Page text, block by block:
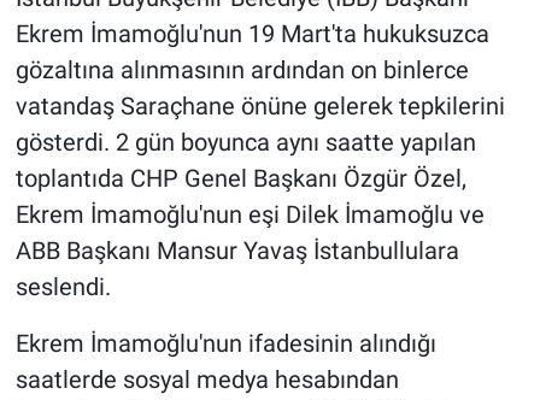
Ekrem İmamoğlu'nun 19 Mart'ta hukuksuzca
gözaltına alınmasının ardından on binlerce
vatandaş Saraçhane önüne gelerek tepkilerini
gösterdi. 2 gün boyunca aynı saatte yapılan
toplantıda CHP Genel Başkanı Özgür Özel,
Ekrem İmamoğlu'nun eşi Dilek İmamoğlu ve
ABB Başkanı Mansur Yavaş İstanbullulara
seslendi.
Ekrem İmamoğlu'nun ifadesinin alındığı
saatlerde sosyal medya hesabından
Günün görüntüsü
Haber
İlan
Kimdir
Koronavirüs
Kültür Sanat